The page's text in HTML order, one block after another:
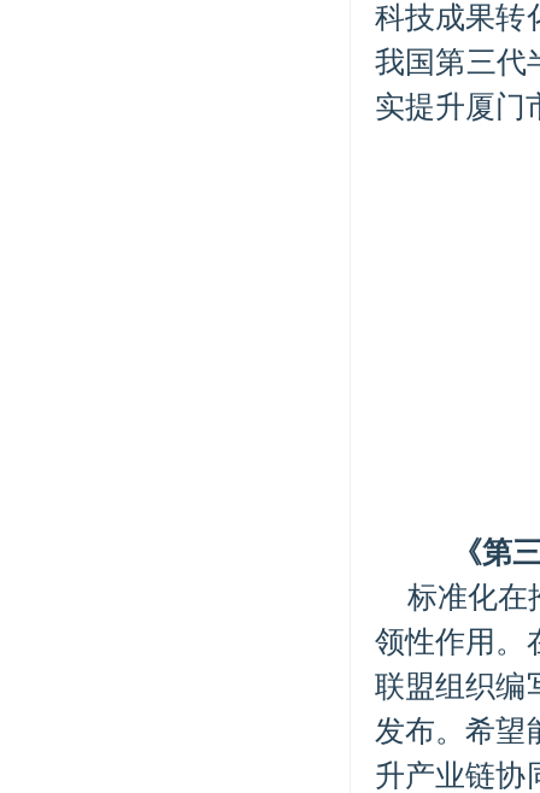
科技成果转
我国第三代
实提升厦门
《第
标准化在
领性作用。
联盟组织编
发布。希望
升产业链协